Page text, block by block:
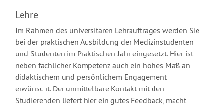
Lehre
Im Rahmen des universitären Lehrauftrages werden Sie
bei der praktischen Ausbildung der Medizinstudenten
und Studenten im Praktischen Jahr eingesetzt. Hier ist
neben fachlicher Kompetenz auch ein hohes Maß an
didaktischem und persönlichem Engagement
erwünscht. Der unmittelbare Kontakt mit den
Studierenden liefert hier ein gutes Feedback, macht